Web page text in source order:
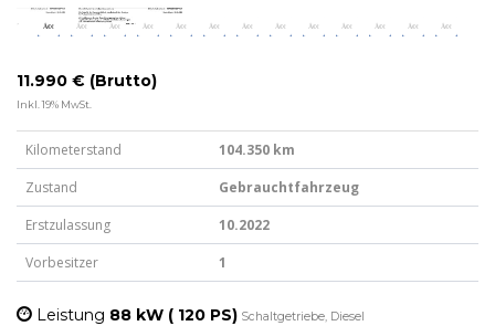
11.990 € (Brutto)
Inkl. 19% MwSt.
Kilometerstand
104.350 km
Zustand
Gebrauchtfahrzeug
Erstzulassung
10.2022
Vorbesitzer
1
Leistung 88 kW ( 120 PS) Schaltgetriebe, Diesel